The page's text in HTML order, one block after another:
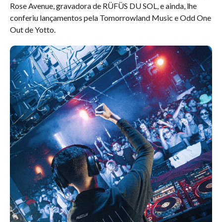
Rose Avenue, gravadora de RÜFÜS DU SOL, e ainda, lhe
conferiu lançamentos pela Tomorrowland Music e Odd One
Out de Yotto.